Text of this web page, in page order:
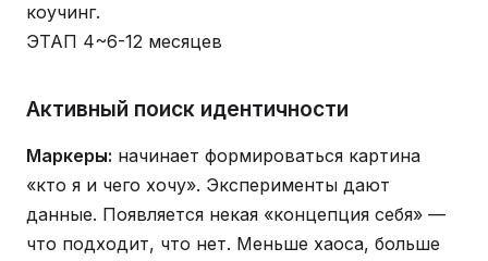
коучинг.
ЭТАП 4~6-12 месяцев
Активный поиск идентичности
Маркеры: начинает формироваться картина
«кто я и чего хочу». Эксперименты дают
данные. Появляется некая «концепция себя» —
что подходит, что нет. Меньше хаоса, больше